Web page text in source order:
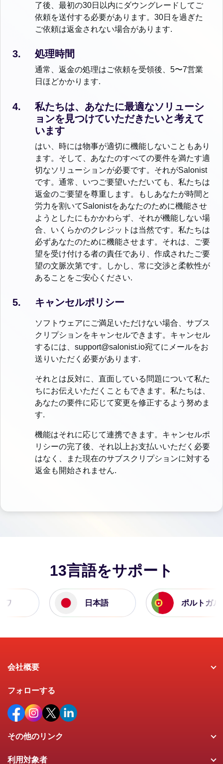
了後、最初の30日以内にダウングレードしてご
依頼を送付する必要があります。30日を過ぎた
ご依頼は返金されない場合があります.
処理時間
通常、返金の処理はご依頼を受領後、5〜7営業
日ほどかかります.
私たちは、あなたに最適なソリューシ
ョンを見つけていただきたいと考えて
います
はい、時には物事が適切に機能しないこともあり
ます。そして、あなたのすべての要件を満たす適
切なソリューションが必要です。それがSalonist
です。通常、いつご要望いただいても、私たちは
返金のご要望を尊重します。もしあなたが時間と
労力を割いてSalonistをあなたのために機能させ
ようとしたにもかかわらず、それが機能しない場
合、いくらかのクレジットは当然です。私たちは
必ずあなたのために機能させます。それは、ご要
望を受け付ける者の責任であり、作成されたご要
望の文脈次第です。しかし、常に交渉と柔軟性が
あることをご安心ください.
キャンセルポリシー
ソフトウェアにご満足いただけない場合、サブス
クリプションをキャンセルできます。キャンセル
するには、support@salonist.io宛てにメールをお
送りいただく必要があります.
それとは反対に、直面している問題について私た
ちにお伝えいただくこともできます。私たちは、
あなたの要件に応じて変更を修正するよう努めま
す.
機能はそれに応じて連携できます。キャンセルポ
リシーの完了後、それ以上お支払いいただく必要
はなく、また現在のサブスクリプションに対する
返金も開始されません.
13言語をサポート
日本語 ポルトガル
会社概要
フォローする
その他のリンク
利用対象者